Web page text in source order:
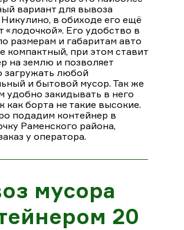
вариант для вывоза
в обиходе его ещё
«лодочкой». Его удобство в
размерам и габаритам авто
компактный, при этом ставит
на землю и позволяет
загружать любой
и бытовой мусор. Так же
удобно закидывать в него
как борта не такие высокие.
подадим контейнер в
Раменского района,
у оператора.
мусора
20